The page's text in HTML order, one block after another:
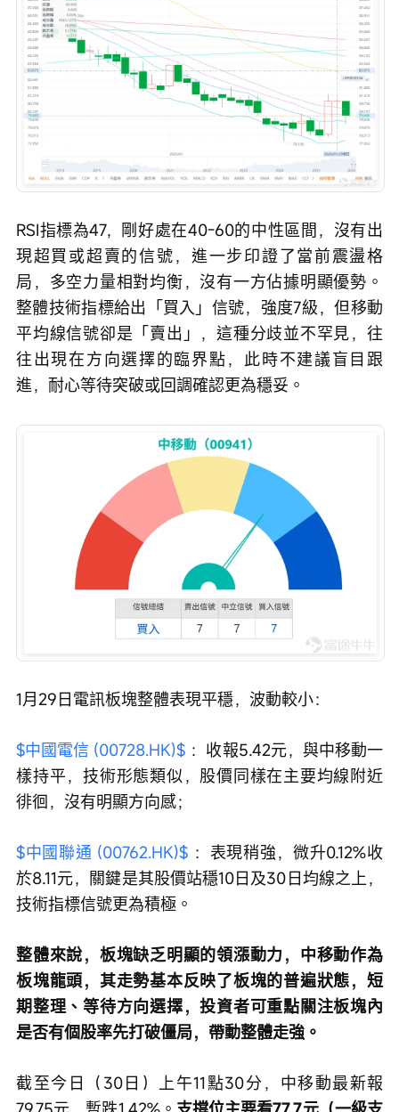
RSI指標為47，剛好處在40-60的中性區間，沒有出
現超買或超賣的信號，進一步印證了當前震盪格
局，多空力量相對均衡，沒有一方佔據明顯優勢。
整體技術指標給出「買入」信號，強度7級，但移動
平均線信號卻是「賣出」，這種分歧並不罕見，往
往出現在方向選擇的臨界點，此時不建議盲目跟
進，耐心等待突破或回調確認更為穩妥。
1月29日電訊板塊整體表現平穩，波動較小：
$中國電信 (00728.HK)$ ：收報5.42元，與中移動一
樣持平，技術形態類似，股價同樣在主要均線附近
徘徊，沒有明顯方向感；
$中國聯通 (00762.HK)$ ：表現稍強，微升0.12%收
於8.11元，關鍵是其股價站穩10日及30日均線之上，
技術指標信號更為積極。
整體來說，板塊缺乏明顯的領漲動力，中移動作為
板塊龍頭，其走勢基本反映了板塊的普遍狀態，短
期整理、等待方向選擇，投資者可重點關注板塊內
是否有個股率先打破僵局，帶動整體走強。
截至今日（30日）上午11點30分，中移動最新報